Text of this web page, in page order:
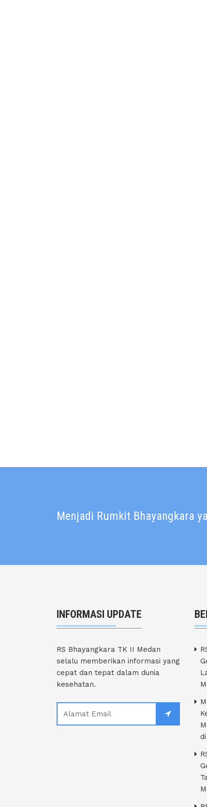
Menjadi Rumkit Bhayangkara
INFORMASI UPDATE
RS Bhayangkara TK II Medan
selalu memberikan informasi yang
cepat dan tepat dalam dunia
kesehatan.